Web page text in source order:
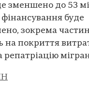
зменшено до 53
буде
зокрема
на покриття
репатріацію